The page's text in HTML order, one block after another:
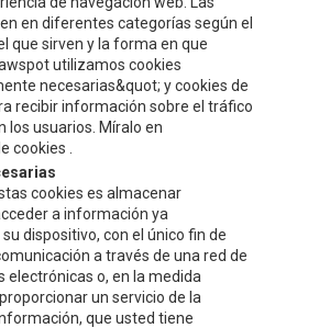
en diferentes categorías según el
que sirven y la forma en que
utilizamos cookies
necesarias&quot; y cookies de
recibir información sobre el tráfico
los usuarios. Míralo en
cookies .
cookies es almacenar
a información ya
dispositivo, con el único fin de
a través de una red de
electrónicas o, en la medida
un servicio de la
que usted tiene
sur, Calle G
803
512